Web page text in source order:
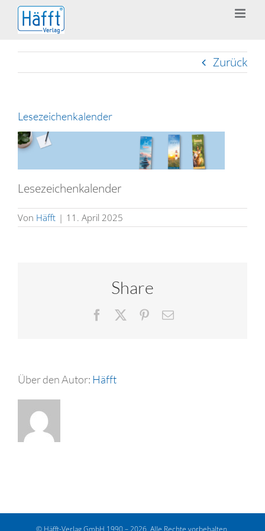
Zum
Inhalt
springen
Zurück
Lesezeichenkalender
Lesezeichenkalender
Von Häfft | 11. April 2025
Share
Facebook Pinterest
E-
Über den Autor: Häfft
© Häfft-Verlag GmbH 1990 – 2026. Alle Rechte vorbehalten.